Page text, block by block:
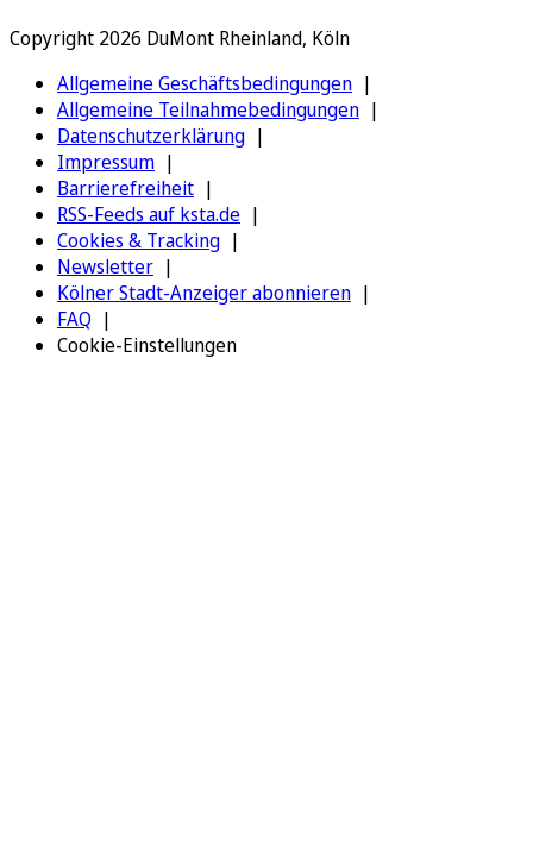
Copyright 2026 DuMont Rheinland, Köln
Allgemeine Geschäftsbedingungen
Allgemeine Teilnahmebedingungen
Datenschutzerklärung
Impressum
Barrierefreiheit
RSS-Feeds auf ksta.de
Cookies & Tracking
Newsletter
Kölner Stadt-Anzeiger abonnieren
FAQ
Cookie-Einstellungen